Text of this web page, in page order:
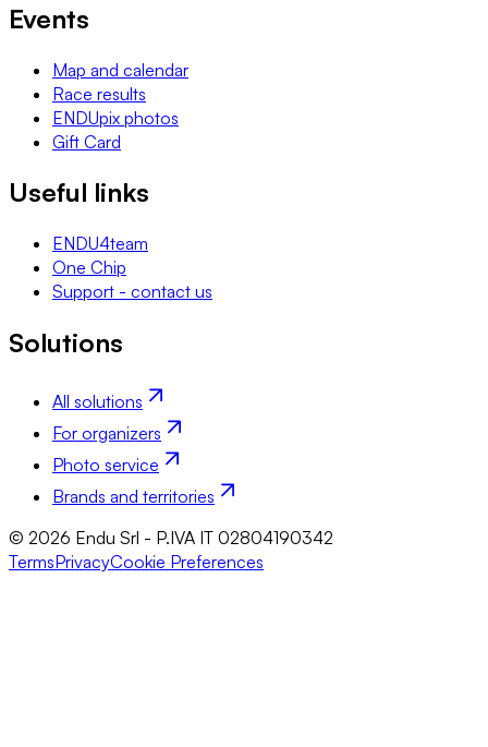
Events
Map and calendar
Race results
ENDUpix photos
Gift Card
Useful links
ENDU4team
One Chip
Support - contact us
Solutions
All solutions
For organizers
Photo service
Brands and territories
© 2026 Endu Srl - P.IVA IT 02804190342
TermsPrivacyCookie Preferences